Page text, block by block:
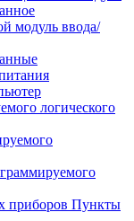
модуль ввода/
логического
Пункты